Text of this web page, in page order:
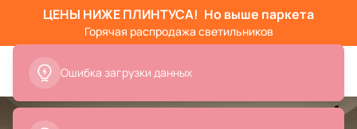
ЦЕНЫ НИЖЕ ПЛИНТУСА! Но выше паркета
Горячая распродажа светильников
Ошибка загрузки данных